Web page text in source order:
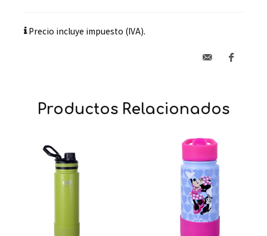
Precio incluye impuesto (IVA).
Productos Relacionados